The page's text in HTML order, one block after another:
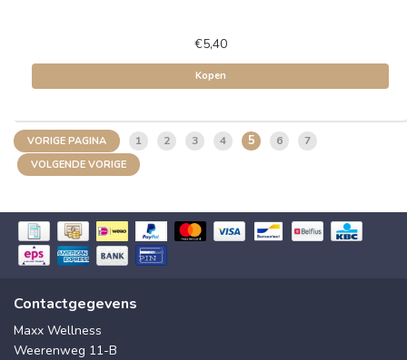
€5,40
Kopen
VORIGE PAGINA 1 2 3 4 5 6 7
VOLGENDE VORIGE
Contactgegevens
Maxx Wellness
Weerenweg 11-B